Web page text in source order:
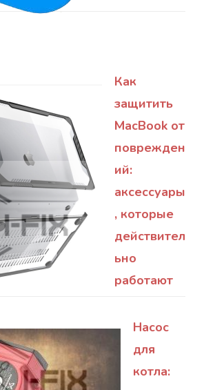
Как
защитить
MacBook от
поврежден
ий:
аксессуары
, которые
действител
ьно
работают
Насос
для
котла: